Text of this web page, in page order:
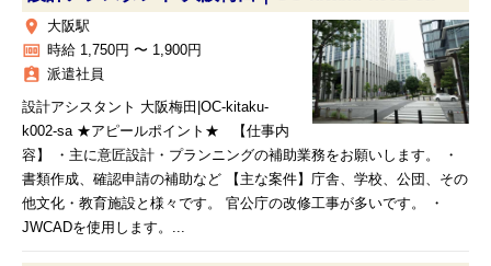
place 大阪駅
money 時給 1,750円 〜 1,900円
assignment_ind 派遣社員
設計アシスタント 大阪梅田|OC-kitaku-
k002-sa ★アピールポイント★ 【仕事内
容】 ・主に意匠設計・プランニングの補助業務をお願いします。 ・
書類作成、確認申請の補助など 【主な案件】庁舎、学校、公団、その
他文化・教育施設と様々です。 官公庁の改修工事が多いです。 ・
JWCADを使用します。...